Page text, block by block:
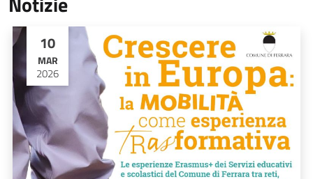
10
MAR
2026